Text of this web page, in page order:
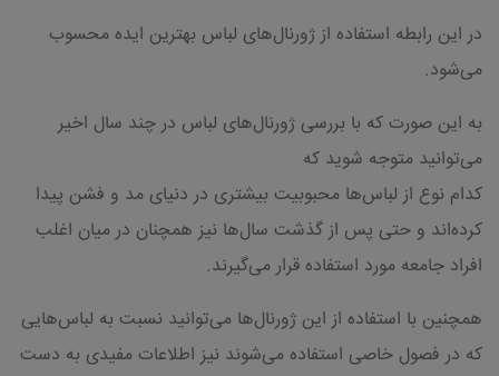
در این رابطه استفاده از ژورنال‌های لباس بهترین ایده محسوب
می‌شود.
به این صورت که با بررسی ژورنال‌های لباس در چند سال اخیر
می‌توانید متوجه شوید که
کدام نوع از لباس‌ها محبوبیت بیشتری در دنیای مد و فشن پیدا
کرده‌اند و حتی پس از گذشت سال‌ها نیز همچنان در میان اغلب
افراد جامعه مورد استفاده قرار می‌گیرند.
همچنین با استفاده از این ژورنال‌ها می‌توانید نسبت به لباس‌هایی
که در فصول خاصی استفاده می‌شوند نیز اطلاعات مفیدی به دست